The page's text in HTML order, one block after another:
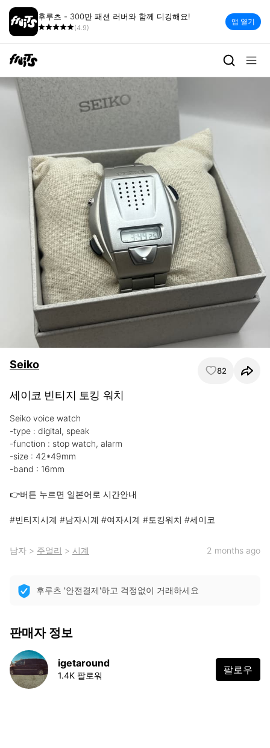
후루츠 - 300만 패션 러버와 함께 디깅해요!
(4.9)
앱 열기
Seiko 82
세이코 빈티지 토킹 워치
Seiko voice watch
-type : digital, speak
-function : stop watch, alarm
-size : 42*49mm
-band : 16mm
👉버튼 누르면 일본어로 시간안내
#빈티지시계 #남자시계 #여자시계 #토킹워치 #세이코
남자 > 주얼리 > 시계 2 months ago
후루츠 '안전결제'하고 걱정없이 거래하세요
판매자 정보
igetaround
1.4K 팔로워 팔로우